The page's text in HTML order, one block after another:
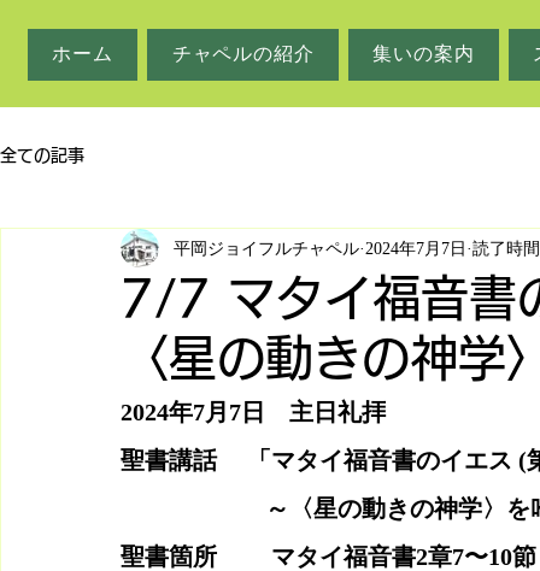
ホーム チャペルの紹介 集いの案内
全ての記事
7/7 マタイ福音書
〈星の動きの神学
平岡ジョイフルチャペル 2024年7月7日 読了時
2024年7月7日　主日礼拝
聖書講話　 「マタイ福音書のイエス (
～〈星の動きの神学〉を吟
聖書箇所　　 マタイ福音書2章7〜10